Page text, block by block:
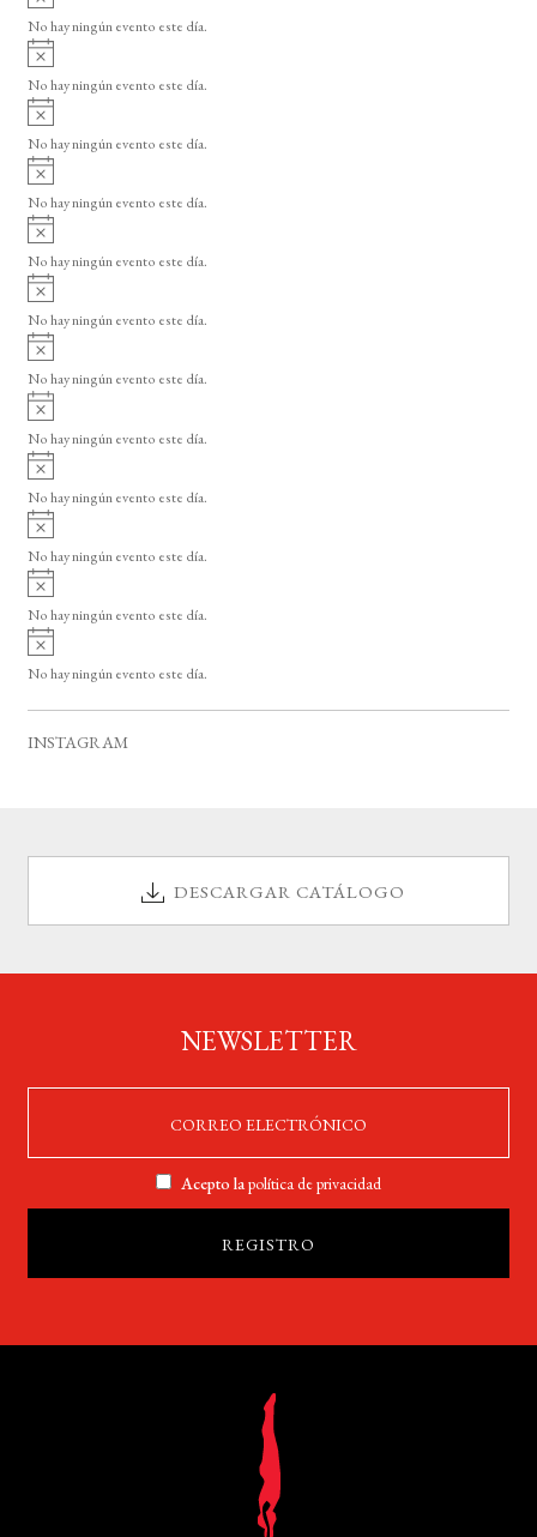
o
v
i
o
No hay ningún evento este día.
A
v
i
o
No hay ningún evento este día.
A
v
i
o
No hay ningún evento este día.
A
v
i
o
No hay ningún evento este día.
A
v
i
o
No hay ningún evento este día.
A
v
i
o
No hay ningún evento este día.
A
v
i
o
No hay ningún evento este día.
A
v
i
o
No hay ningún evento este día.
A
v
i
o
No hay ningún evento este día.
A
v
i
o
No hay ningún evento este día.
A
v
i
o
No hay ningún evento este día.
A
v
i
No hay ningún evento este día.
INSTAGRAM
DESCARGAR CATÁLOGO
NEWSLETTER
Acepto lapolítica de privacidad